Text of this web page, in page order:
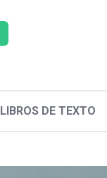
LIBROS DE TEXTO